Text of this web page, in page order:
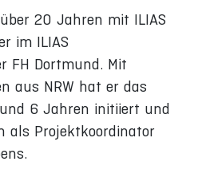
20 Jahren mit ILIAS
im ILIAS
FH Dortmund. Mit
aus NRW hat er das
6 Jahren initiiert und
als Projektkoordinator